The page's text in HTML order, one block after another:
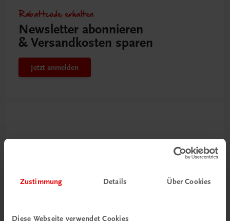
Zustimmung Details Über Cookies
Diese Webseite verwendet Cookies
Rabattcode erhalten
Newsletter abonnieren
& Versandkosten sparen
Jetzt anmelden